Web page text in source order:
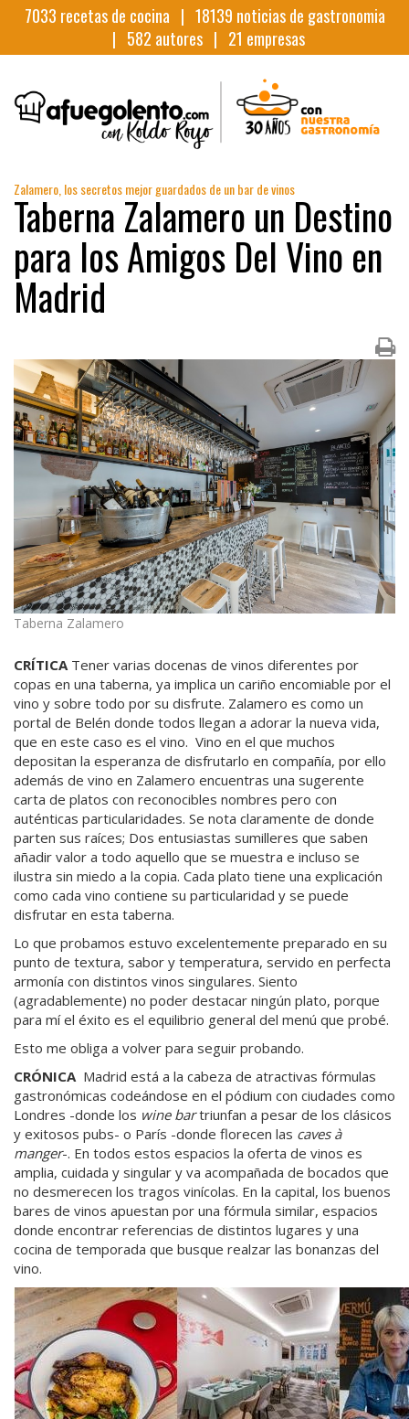
7033 recetas de cocina | 18139 noticias de gastronomia
| 582 autores | 21 empresas
Zalamero, los secretos mejor guardados de un bar de vinos
Taberna Zalamero un Destino
para los Amigos Del Vino en
Madrid
Taberna Zalamero
CRÍTICATener varias docenas de vinos diferentes por
copas en una taberna, ya implica un cariño encomiable por el
vino y sobre todo por su disfrute. Zalamero es como un
portal de Belén donde todos llegan a adorar la nueva vida,
que en este caso es el vino. Vino en el que muchos
depositan la esperanza de disfrutarlo en compañía, por ello
además de vino en Zalamero encuentras una sugerente
carta de platos con reconocibles nombres pero con
auténticas particularidades. Se nota claramente de donde
parten sus raíces; Dos entusiastas sumilleres que saben
añadir valor a todo aquello que se muestra e incluso se
ilustra sin miedo a la copia. Cada plato tiene una explicación
como cada vino contiene su particularidad y se puede
disfrutar en esta taberna.
Lo que probamos estuvo excelentemente preparado en su
punto de textura, sabor y temperatura, servido en perfecta
armonía con distintos vinos singulares. Siento
(agradablemente) no poder destacar ningún plato, porque
para mí el éxito es el equilibrio general del menú que probé.
Esto me obliga a volver para seguir probando.
CRÓNICAMadrid está a la cabeza de atractivas fórmulas
gastronómicas codeándose en el pódium con ciudades como
Londres -donde los wine bartriunfan a pesar de los clásicos
y exitosos pubs- o París -donde florecen las caves à
manger-. En todos estos espacios la oferta de vinos es
amplia, cuidada y singular y va acompañada de bocados que
no desmerecen los tragos vinícolas. En la capital, los buenos
bares de vinos apuestan por una fórmula similar, espacios
donde encontrar referencias de distintos lugares y una
cocina de temporada que busque realzar las bonanzas del
vino.